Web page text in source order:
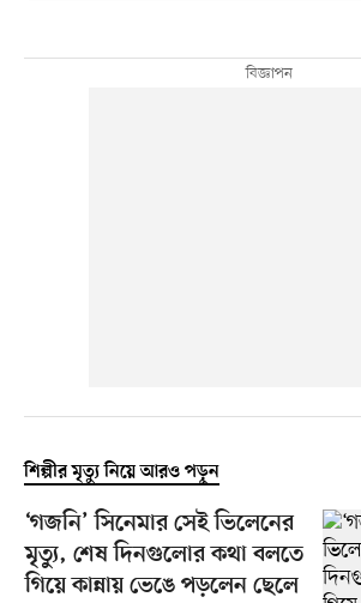
শিল্পীর মৃত্যু নিয়ে আরও পড়ুন
‘গজনি’ সিনেমার সেই ভিলেনের
মৃত্যু, শেষ দিনগুলোর কথা বলতে
গিয়ে কান্নায় ভেঙে পড়লেন ছেলে